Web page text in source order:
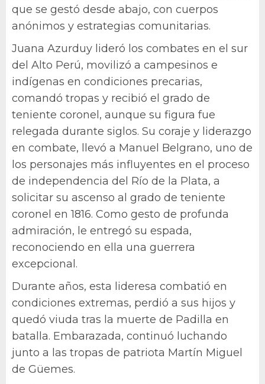
que se gestó desde abajo, con cuerpos
anónimos y estrategias comunitarias.
Juana Azurduy lideró los combates en el sur
del Alto Perú, movilizó a campesinos e
indígenas en condiciones precarias,
comandó tropas y recibió el grado de
teniente coronel, aunque su figura fue
relegada durante siglos. Su coraje y liderazgo
en combate, llevó a Manuel Belgrano, uno de
los personajes más influyentes en el proceso
de independencia del Río de la Plata, a
solicitar su ascenso al grado de teniente
coronel en 1816. Como gesto de profunda
admiración, le entregó su espada,
reconociendo en ella una guerrera
excepcional.
Durante años, esta lideresa combatió en
condiciones extremas, perdió a sus hijos y
quedó viuda tras la muerte de Padilla en
batalla. Embarazada, continuó luchando
junto a las tropas de patriota Martín Miguel
de Güemes.